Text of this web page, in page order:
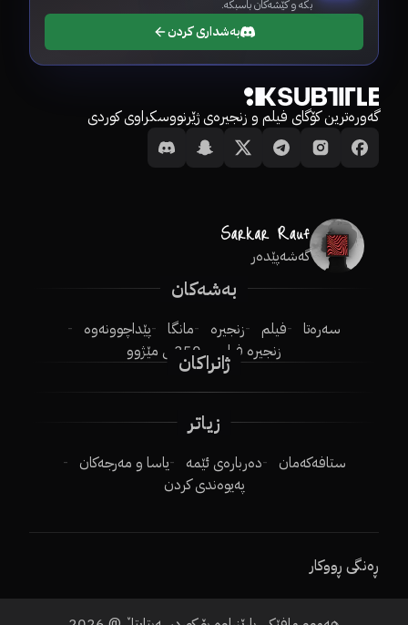
بکە و کێشەکان باسبکە.
بەشداری کردن
گەورەترین کۆگای فیلم و زنجیرەی ژێرنووسکراوی کوردی
گەشەپێدەر
بەشەکان
سەرەتا فیلم زنجیرە مانگا
پێداچوونەوە
زنجیرە فیلم
250ـی مێژوو
ژانراکان
زیاتر
ستافەکەمان دەربارەی ئێمە
یاسا و مەرجەکان
پەیوەندی کردن
ڕەنگی ڕووکار